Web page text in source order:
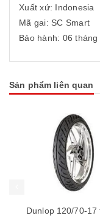
Xuất xứ: Indonesia
Mã gai: SC Smart
Bảo hành: 06 tháng
Sản phẩm liên quan
Dunlop 120/70-17